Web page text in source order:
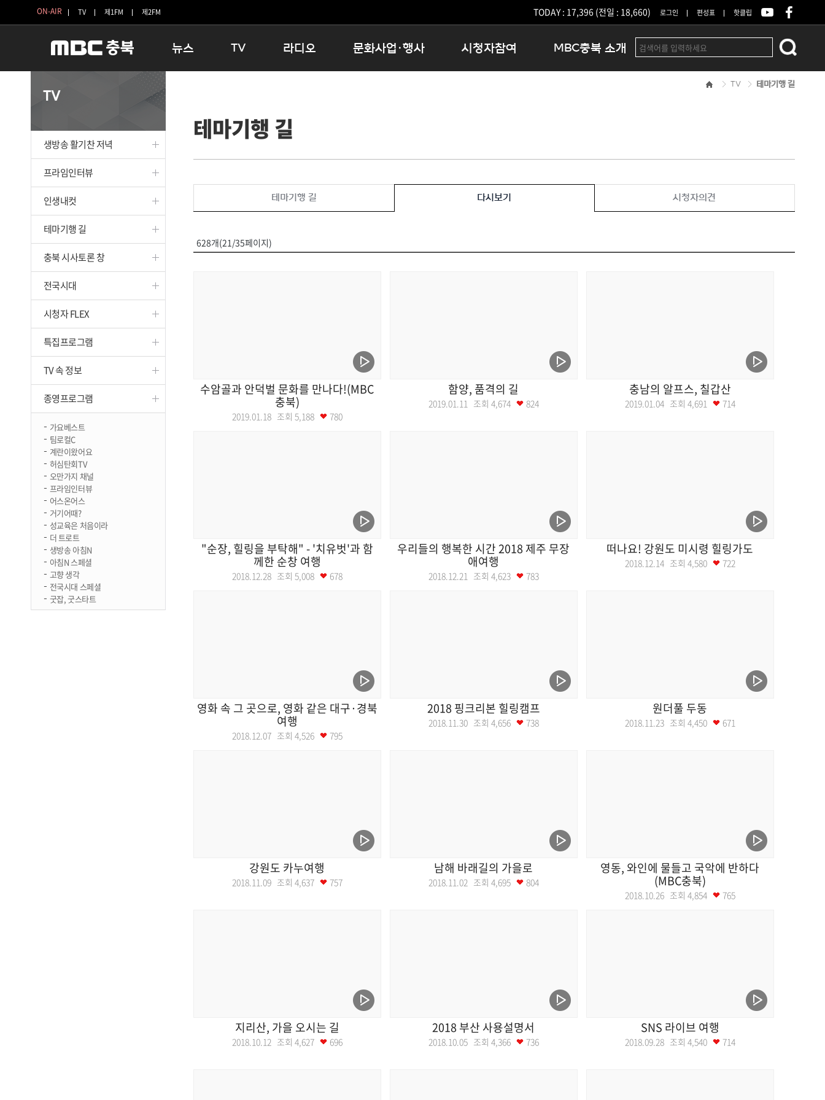
ON-AIR TV 제1FM 제2FM TODAY : 17,396 (전일 : 18,660) 로그인 편성표 핫클립
뉴스
보은
옥천
TV
인생내컷
테마기행 길
시청자 FLEX
라디오
16:00 완벽한 하루
우리 고향, 부탁해!
문화사업·행사
충청북도 음식문화페스타
문화행사 아카이빙
시청자참여 MBC충북 소개
오시는길
TV
생방송 활기찬 저녁
프라임인터뷰
인생내컷
테마기행 길
충북 시사토론 창
전국시대
시청자 FLEX
특집프로그램
TV 속 정보
종영프로그램
가요베스트
팀로컬C
계란이왔어요
허심탄회TV
오만가지 채널
프라임인터뷰
어스온어스
거기어때?
성교육은 처음이라
더 트로트
생방송 아침N
아침N 스페셜
고향 생각
전국시대 스페셜
굿잡, 굿스타트
TV 테마기행 길
테마기행 길
테마기행 길 다시보기 시청자의견
628개(21/35페이지)
수암골과 안덕벌 문화를 만나다!(MBC
충북)
2019.01.18 조회 5,188 780
함양, 품격의 길
2019.01.11 조회 4,674 824
충남의 알프스, 칠갑산
2019.01.04 조회 4,691 714
"순장, 힐링을 부탁해" - '치유벗'과 함
께한 순창 여행
2018.12.28 조회 5,008 678
우리들의 행복한 시간 2018 제주 무장
애여행
2018.12.21 조회 4,623 783
떠나요! 강원도 미시령 힐링가도
2018.12.14 조회 4,580 722
영화 속 그 곳으로, 영화 같은 대구·경북
여행
2018.12.07 조회 4,526 795
2018 핑크리본 힐링캠프
2018.11.30 조회 4,656 738
원더풀 두동
2018.11.23 조회 4,450 671
강원도 카누여행
2018.11.09 조회 4,637 757
남해 바래길의 가을로
2018.11.02 조회 4,695 804
영동, 와인에 물들고 국악에 반하다
(MBC충북)
2018.10.26 조회 4,854 765
지리산, 가을 오시는 길
2018.10.12 조회 4,627 696
2018 부산 사용설명서
2018.10.05 조회 4,366 736
SNS 라이브 여행
2018.09.28 조회 4,540 714